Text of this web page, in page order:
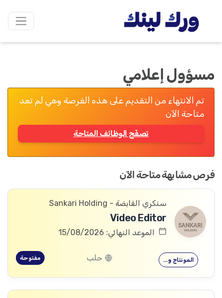
مسؤول إعلامي
تم الانتهاء من التقديم على هذه الفرصة وهي لم تعد
متاحة الآن
تصفّح الوظائف المتاحة
فرص مشابهة متاحة الآن
سنكري القابضة - Sankari Holding
Video Editor
الموعد النهائي: 15/08/2026
المونتاج و… حلب مفتوحة